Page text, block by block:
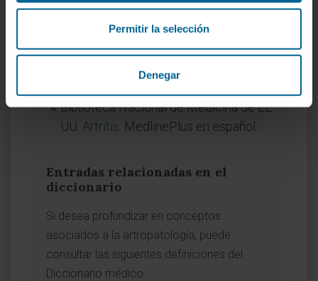
Permitir la selección
Denegar
MedlinePlus en español.
Sociedad Española de Reumatología.
Qué es la Reumatología. Inforeuma.
Artrosis
Biblioteca Nacional de Medicina de EE.
UU. Artritis . MedlinePlus en español.
Entradas relacionadas en el
diccionario
Si desea profundizar en conceptos
asociados a la artropatología, puede
consultar las siguientes definiciones del
Diccionario médico: